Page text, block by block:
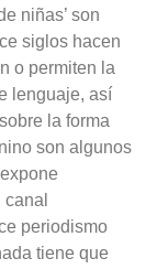
niñas’ son
siglos hacen
o permiten la
lenguaje, así
la forma
son algunos
periodismo
tiene que